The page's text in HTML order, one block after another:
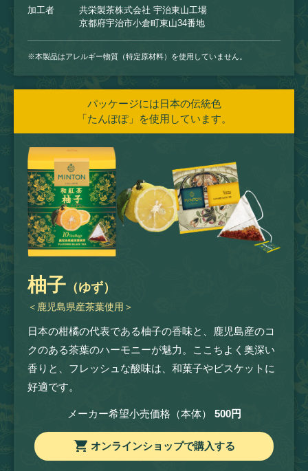
加工者
共栄製茶株式会社 宇治東山工場
京都府宇治市小倉町東山34番地
※本製品はアレルギー物質（特定原材料）を使用していません。
パッケージには日本の伝統色
「たんぽぽ」を使用しています。
柚子 （ゆず）
＜鹿児島県産茶葉使用＞
日本の柑橘の代表である柚子の香味と、鹿児島産のコ
クのある茶葉のハーモニーが魅力。ここちよく奥深い
香りと、フレッシュな酸味は、和菓子やビスケットに
好適です。
メーカー希望小売価格（本体） 500円
オンラインショップで購入する